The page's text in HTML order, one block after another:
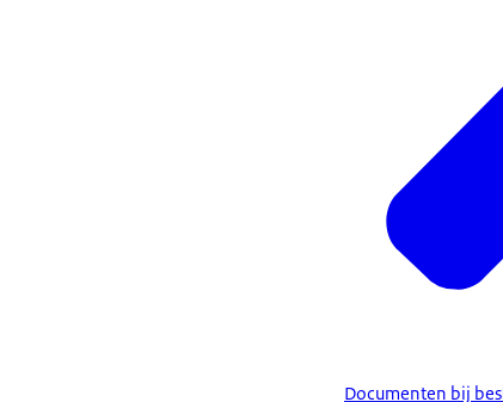
Documenten bij